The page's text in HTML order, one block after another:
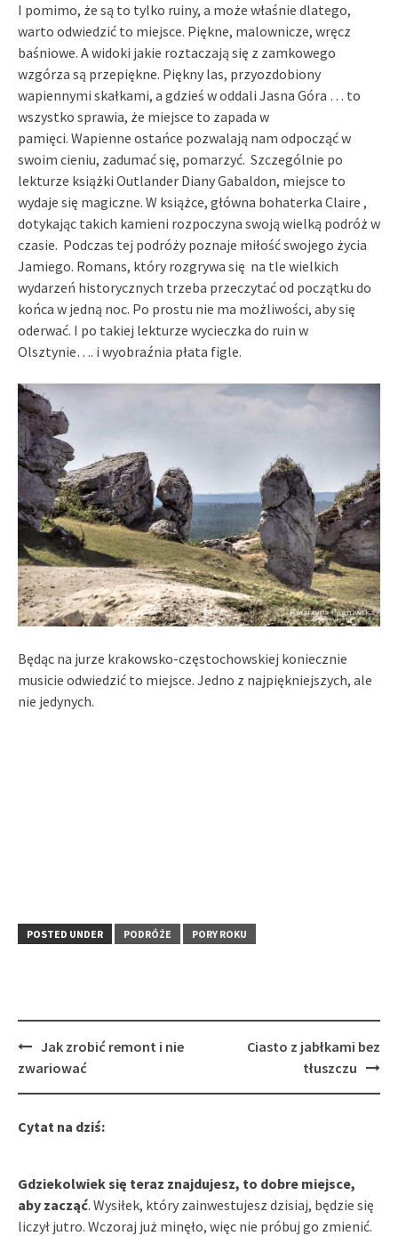
I pomimo, że są to tylko ruiny, a może właśnie dlatego,
warto odwiedzić to miejsce. Piękne, malownicze, wręcz
baśniowe. A widoki jakie roztaczają się z zamkowego
wzgórza są przepiękne. Piękny las, przyozdobiony
wapiennymi skałkami, a gdzieś w oddali Jasna Góra … to
wszystko sprawia, że miejsce to zapada w
pamięci. Wapienne ostańce pozwalają nam odpocząć w
swoim cieniu, zadumać się, pomarzyć. Szczególnie po
lekturze książki Outlander Diany Gabaldon, miejsce to
wydaje się magiczne. W książce, główna bohaterka Claire ,
dotykając takich kamieni rozpoczyna swoją wielką podróż w
czasie. Podczas tej podróży poznaje miłość swojego życia
Jamiego. Romans, który rozgrywa się na tle wielkich
wydarzeń historycznych trzeba przeczytać od początku do
końca w jedną noc. Po prostu nie ma możliwości, aby się
oderwać. I po takiej lekturze wycieczka do ruin w
Olsztynie…. i wyobraźnia płata figle.
Będąc na jurze krakowsko-częstochowskiej koniecznie
musicie odwiedzić to miejsce. Jedno z najpiękniejszych, ale
nie jedynych.
POSTED UNDER PODRÓŻE PORY ROKU
Post
navigation
Jak zrobić remont i nie
zwariować
Ciasto z jabłkami bez
tłuszczu
Cytat na dziś:
Gdziekolwiek się teraz znajdujesz, to dobre miejsce,
aby zacząć. Wysiłek, który zainwestujesz dzisiaj, będzie się
liczył jutro. Wczoraj już minęło, więc nie próbuj go zmienić.